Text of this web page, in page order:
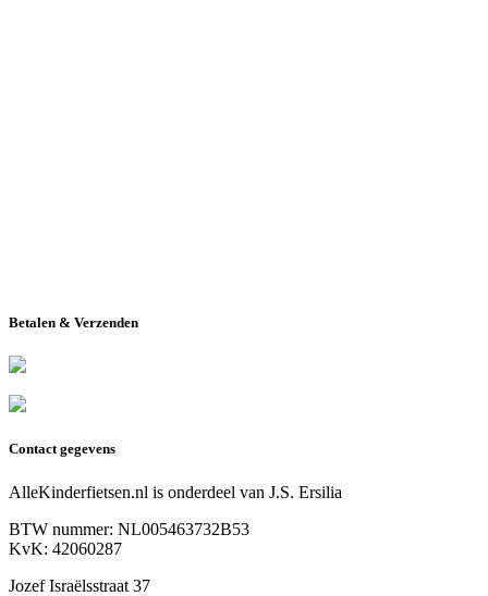
Betalen & Verzenden
Contact gegevens
AlleKinderfietsen.nl is onderdeel van J.S. Ersilia
BTW nummer: NL005463732B53
KvK: 42060287
Jozef Israëlsstraat 37